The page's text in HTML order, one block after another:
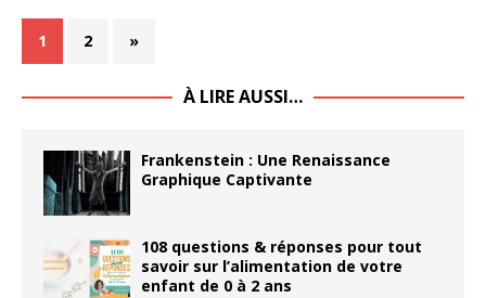
1 2 »
À LIRE AUSSI…
Frankenstein : Une Renaissance
Graphique Captivante
108 questions & réponses pour tout
savoir sur l’alimentation de votre
enfant de 0 à 2 ans